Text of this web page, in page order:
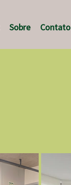
Sobre Contato